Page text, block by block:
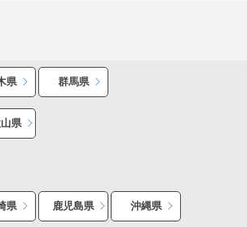
県 群馬県
県
県 鹿児島県 沖縄県